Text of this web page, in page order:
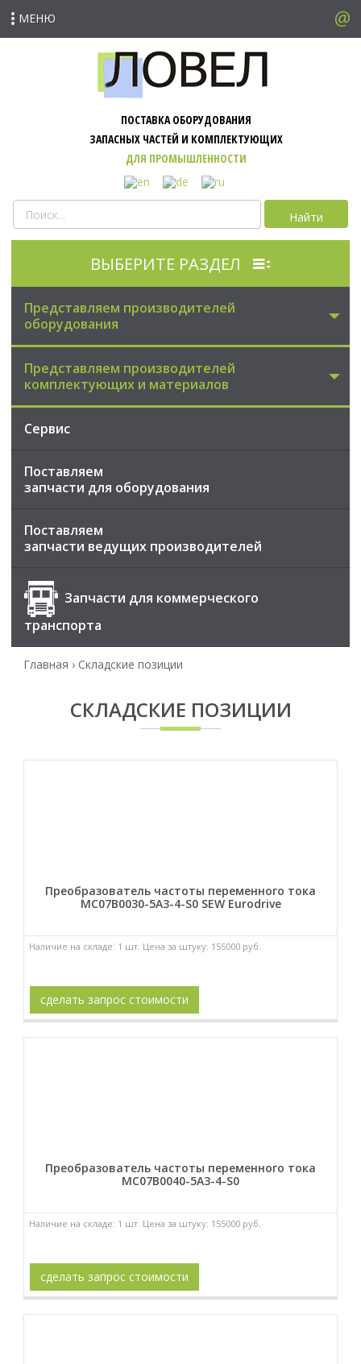
МЕНЮ
ПОСТАВКА ОБОРУДОВАНИЯ
ЗАПАСНЫХ ЧАСТЕЙ И КОМПЛЕКТУЮЩИХ
ДЛЯ ПРОМЫШЛЕННОСТИ
Найти
ВЫБЕРИТЕ РАЗДЕЛ
Представляем производителей
оборудования
Представляем производителей
комплектующих и материалов
Сервис
Поставляем
запчасти для оборудования
Поставляем
запчасти ведущих производителей
Запчасти для коммерческого
транспорта
Главная › Складские позиции
СКЛАДСКИЕ ПОЗИЦИИ
Преобразователь частоты переменного тока
MC07B0030-5A3-4-S0 SEW Eurodrive
Наличие на складе: 1 шт. Цена за штуку: 155000 руб.
сделать запрос стоимости
Преобразователь частоты переменного тока
MC07B0040-5A3-4-S0
Наличие на складе: 1 шт. Цена за штуку: 155000 руб.
сделать запрос стоимости